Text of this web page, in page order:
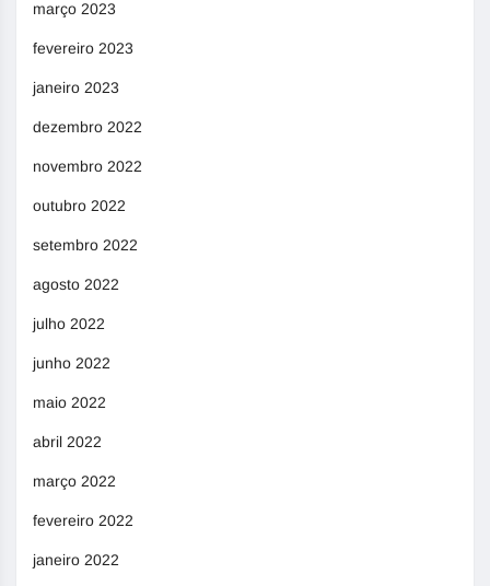
março 2023
fevereiro 2023
janeiro 2023
dezembro 2022
novembro 2022
outubro 2022
setembro 2022
agosto 2022
julho 2022
junho 2022
maio 2022
abril 2022
março 2022
fevereiro 2022
janeiro 2022